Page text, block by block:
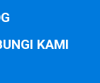
KAMI